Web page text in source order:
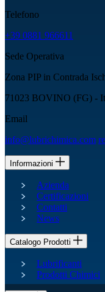
Telefono
+39 0881 966611
Sede Operativa
Zona PIP in Contrada
71023 BOVINO (FG) -
Email
info@lubrichimica.com
Informazioni
Azienda
Certificazioni
Contatti
News
Catalogo Prodotti
Lubrificanti
Prodotti Chimici